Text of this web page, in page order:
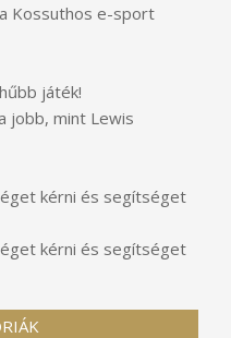
Kossuthos e-sport
játék!
jobb, mint Lewis
kérni és segítséget
kérni és segítséget